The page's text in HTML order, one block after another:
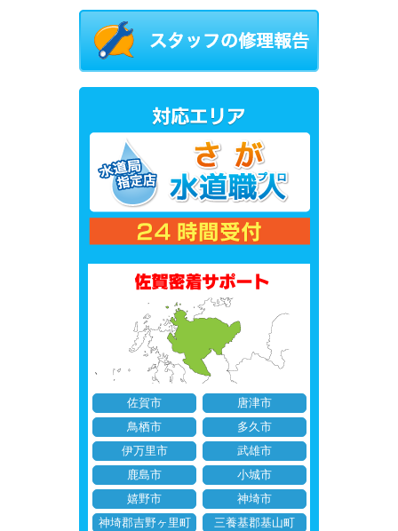
佐賀市
唐津市
鳥栖市
多久市
伊万里市
武雄市
鹿島市
小城市
嬉野市
神埼市
神埼郡吉野ヶ里町
三養基郡基山町